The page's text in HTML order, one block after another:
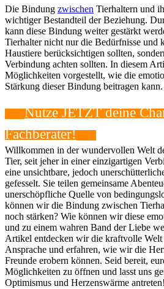
Die Bindung zwischen Tierhaltern und
wichtiger Bestandteil der Beziehung.
kann diese Bindung weiter gestärkt
Tierhalter nicht nur die Bedürfnisse und
Haustiere berücksichtigen sollten,
Verbindung achten sollten. In diesem
Möglichkeiten vorgestellt, wie die
Stärkung dieser Bindung beitragen kann.
Nutze JETZT deine‍
Fachberater!
Willkommen ⁣in‌ der wundervollen Welt
Tier, ⁣seit jeher in einer einzigartigen
eine unsichtbare, jedoch
gefesselt. Sie ⁣teilen gemeinsame
unerschöpfliche Quelle von
können wir die Bindung ‌zwischen
noch stärken? Wie können ⁣wir ⁢diese​
und ​zu einem wahren⁢ Band ​der⁢ Liebe
Artikel entdecken wir die⁢ kraftvolle Welt
Ansprache und erfahren, wie wir⁣ die
Freunde ⁤erobern ‌können. Seid bereit,
‍Möglichkeiten zu öffnen und lasst ⁤uns​
Optimismus und Herzenswärme​ antreten!